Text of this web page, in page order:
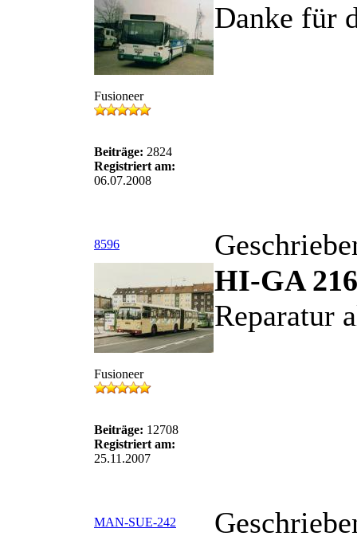
Fusioneer
Beiträge: 2824
Registriert am:
06.07.2008
Danke für
8596
Fusioneer
Beiträge: 12708
Registriert am:
25.11.2007
HI-GA 216
Reparatur
MAN-SUE-242